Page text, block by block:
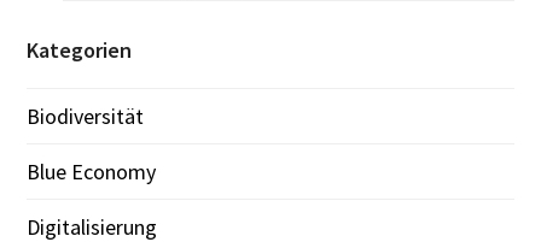
Kategorien
Biodiversität
Blue Economy
Digitalisierung